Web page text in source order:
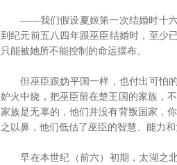
——我们假设夏姬第一次结婚时十六
到纪元前五八四年跟巫臣结婚时，至少
只能被她所不能控制的命运摆布。
但巫臣跟妫平国一样，也付出可怕的
妒火中烧，把巫臣留在楚王国的家族，
家族是无辜的，他们并没有背叛国家，
之以鼻，他们低估了巫臣的智慧、能力和
早在本世纪（前六）初期，太湖之北